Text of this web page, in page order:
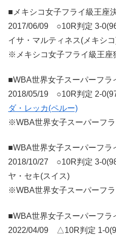
■メキシコ女子フライ級王座
2017/06/09 ○10R判定 3-
イサ・マルティネス(メキシ
※メキシコ女子フライ級王座
■WBA世界女子スーパーフラ
2018/05/19 ○10R判定 2-
ダ・レッカ(ペルー)
※WBA世界女子スーパーフ
■WBA世界女子スーパーフラ
2018/10/27 ○10R判定 3-
ヤ・セキ(スイス)
※WBA世界女子スーパーフ
■WBA世界女子スーパーフラ
2022/04/09 △10R判定 1-